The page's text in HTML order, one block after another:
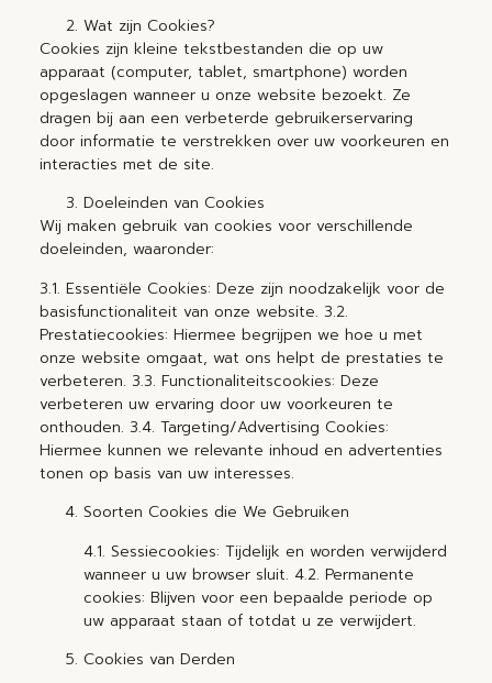
Wat zijn Cookies?
Cookies zijn kleine tekstbestanden die op uw
apparaat (computer, tablet, smartphone) worden
opgeslagen wanneer u onze website bezoekt. Ze
dragen bij aan een verbeterde gebruikerservaring
door informatie te verstrekken over uw voorkeuren en
interacties met de site.
Doeleinden van Cookies
Wij maken gebruik van cookies voor verschillende
doeleinden, waaronder:
3.1. Essentiële Cookies: Deze zijn noodzakelijk voor de
basisfunctionaliteit van onze website. 3.2.
Prestatiecookies: Hiermee begrijpen we hoe u met
onze website omgaat, wat ons helpt de prestaties te
verbeteren. 3.3. Functionaliteitscookies: Deze
verbeteren uw ervaring door uw voorkeuren te
onthouden. 3.4. Targeting/Advertising Cookies:
Hiermee kunnen we relevante inhoud en advertenties
tonen op basis van uw interesses.
Soorten Cookies die We Gebruiken
4.1. Sessiecookies: Tijdelijk en worden verwijderd
wanneer u uw browser sluit. 4.2. Permanente
cookies: Blijven voor een bepaalde periode op
uw apparaat staan of totdat u ze verwijdert.
Cookies van Derden